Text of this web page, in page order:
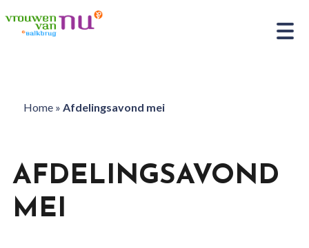
Home» Afdelingsavond mei
AFDELINGSAVOND
MEI